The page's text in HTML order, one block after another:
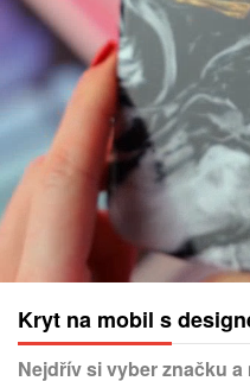
Kryt na mobil s
Nejdřív si vyber značku